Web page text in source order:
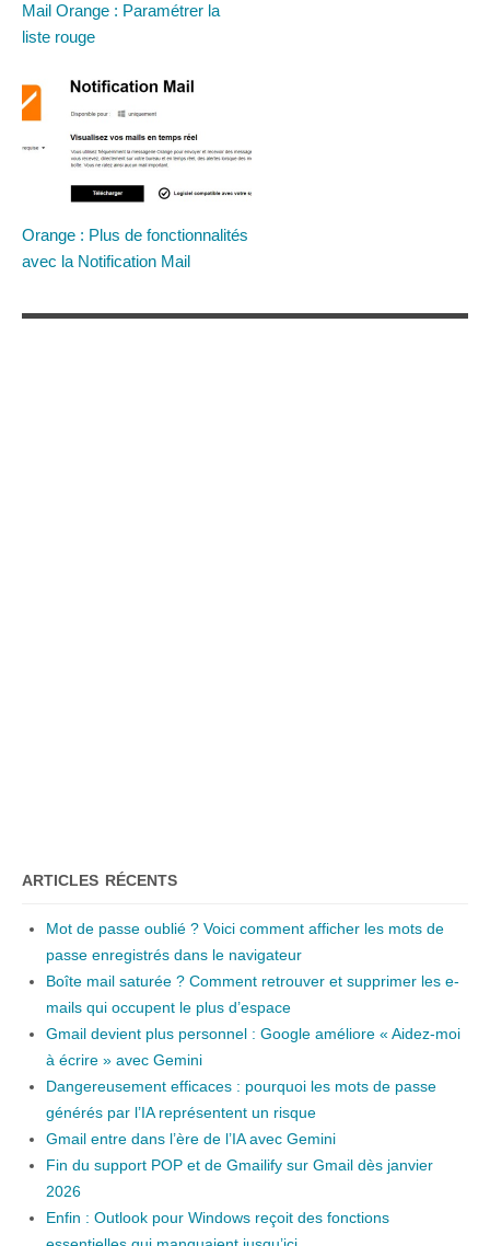
Mail Orange : Paramétrer la
liste rouge
Orange : Plus de fonctionnalités
avec la Notification Mail
ARTICLES RÉCENTS
Mot de passe oublié ? Voici comment afficher les mots de
passe enregistrés dans le navigateur
Boîte mail saturée ? Comment retrouver et supprimer les e-
mails qui occupent le plus d’espace
Gmail devient plus personnel : Google améliore « Aidez-moi
à écrire » avec Gemini
Dangereusement efficaces : pourquoi les mots de passe
générés par l’IA représentent un risque
Gmail entre dans l’ère de l’IA avec Gemini
Fin du support POP et de Gmailify sur Gmail dès janvier
2026
Enfin : Outlook pour Windows reçoit des fonctions